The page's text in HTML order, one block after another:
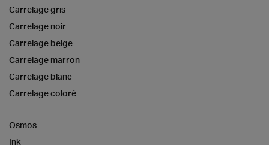
Carrelage gris
Carrelage noir
Carrelage beige
Carrelage marron
Carrelage blanc
Carrelage coloré
Osmos
Ink